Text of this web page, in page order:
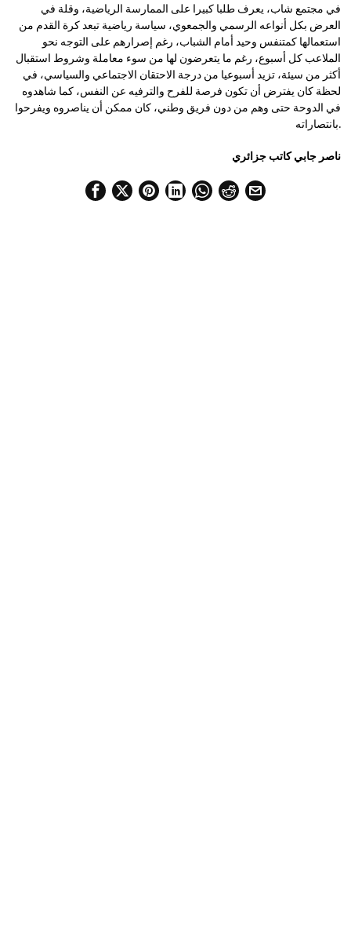
في مجتمع شاب، يعرف طلبا كبيرا على الممارسة الرياضية، وقلة في
العرض بكل أنواعه الرسمي والجمعوي، سياسة رياضية تبعد كرة القدم من
استعمالها كمتنفس وحيد أمام الشباب، رغم إصرارهم على التوجه نحو
الملاعب كل أسبوع، رغم ما يتعرضون لها من سوء معاملة وشروط استقبال
أكثر من سيئة، تزيد أسبوعيا من درجة الاحتقان الاجتماعي والسياسي، في
لحظة كان يفترض أن تكون فرصة للفرح والترفيه عن النفس، كما شاهدوه
في الدوحة حتى وهم من دون فريق وطني، كان ممكن أن يناصروه ويفرحوا
بانتصاراته.
ناصر جابي كاتب جزائري